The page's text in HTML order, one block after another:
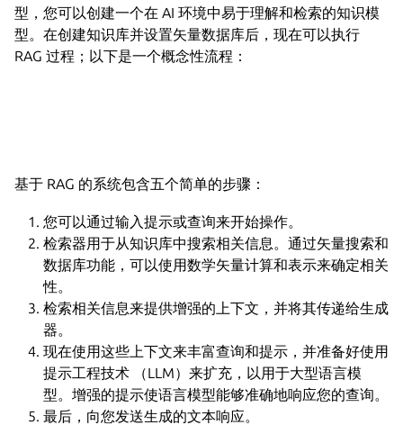
型，您可以创建一个在 AI 环境中易于理解和检索的知识模
型。在创建知识库并设置矢量数据库后，现在可以执行
RAG 过程；以下是一个概念性流程：
基于 RAG 的系统包含五个简单的步骤：
您可以通过输入提示或查询来开始操作。
检索器用于从知识库中搜索相关信息。通过矢量搜索和
数据库功能，可以使用数学矢量计算和表示来确定相关
性。
检索相关信息来提供增强的上下文，并将其传递给生成
器。
现在使用这些上下文来丰富查询和提示，并准备好使用
提示工程技术 （LLM）来扩充，以用于大型语言模
型。增强的提示使语言模型能够准确地响应您的查询。
最后，向您发送生成的文本响应。